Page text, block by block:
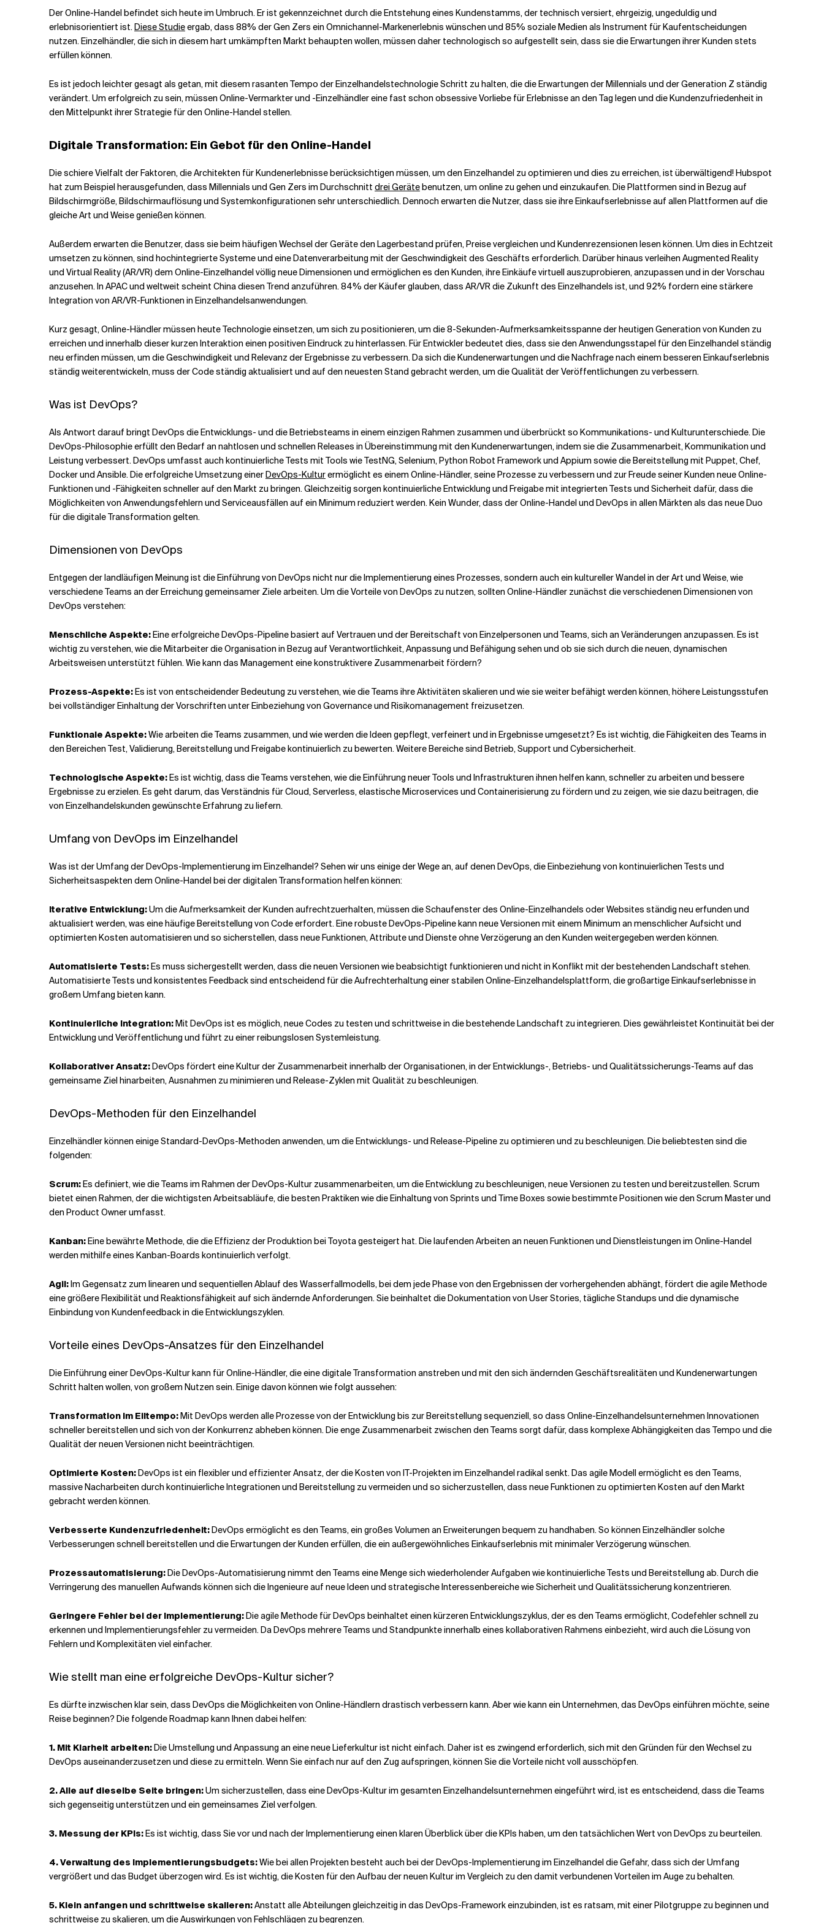
Verwandte Themen
Der Online-Handel befindet sich heute im Umbruch. Er ist gekennzeichnet durch die Entstehung eines Kundenstamms, der technisch versiert, ehrgeizig, ungeduldig und
erlebnisorientiert ist.Diese Studieergab, dass 88% der Gen Zers ein Omnichannel-Markenerlebnis wünschen und 85% soziale Medien als Instrument für Kaufentscheidungen
nutzen. Einzelhändler, die sich in diesem hart umkämpften Markt behaupten wollen, müssen daher technologisch so aufgestellt sein, dass sie die Erwartungen ihrer Kunden stets
erfüllen können.
Es ist jedoch leichter gesagt als getan, mit diesem rasanten Tempo der Einzelhandelstechnologie Schritt zu halten, die die Erwartungen der Millennials und der Generation Z ständig
verändert. Um erfolgreich zu sein, müssen Online-Vermarkter und -Einzelhändler eine fast schon obsessive Vorliebe für Erlebnisse an den Tag legen und die Kundenzufriedenheit in
den Mittelpunkt ihrer Strategie für den Online-Handel stellen.
Digitale Transformation: Ein Gebot für den Online-Handel
Die schiere Vielfalt der Faktoren, die Architekten für Kundenerlebnisse berücksichtigen müssen, um den Einzelhandel zu optimieren und dies zu erreichen, ist überwältigend! Hubspot
hat zum Beispiel herausgefunden, dass Millennials und Gen Zers im Durchschnitt drei Gerätebenutzen, um online zu gehen und einzukaufen. Die Plattformen sind in Bezug auf
Bildschirmgröße, Bildschirmauflösung und Systemkonfigurationen sehr unterschiedlich. Dennoch erwarten die Nutzer, dass sie ihre Einkaufserlebnisse auf allen Plattformen auf die
gleiche Art und Weise genießen können.
Außerdem erwarten die Benutzer, dass sie beim häufigen Wechsel der Geräte den Lagerbestand prüfen, Preise vergleichen und Kundenrezensionen lesen können. Um dies in Echtzeit
umsetzen zu können, sind hochintegrierte Systeme und eine Datenverarbeitung mit der Geschwindigkeit des Geschäfts erforderlich. Darüber hinaus verleihen Augmented Reality
und Virtual Reality (AR/VR) dem Online-Einzelhandel völlig neue Dimensionen und ermöglichen es den Kunden, ihre Einkäufe virtuell auszuprobieren, anzupassen und in der Vorschau
anzusehen. In APAC und weltweit scheint China diesen Trend anzuführen. 84% der Käufer glauben, dass AR/VR die Zukunft des Einzelhandels ist, und 92% fordern eine stärkere
Integration von AR/VR-Funktionen in Einzelhandelsanwendungen.
Kurz gesagt, Online-Händler müssen heute Technologie einsetzen, um sich zu positionieren, um die 8-Sekunden-Aufmerksamkeitsspanne der heutigen Generation von Kunden zu
erreichen und innerhalb dieser kurzen Interaktion einen positiven Eindruck zu hinterlassen. Für Entwickler bedeutet dies, dass sie den Anwendungsstapel für den Einzelhandel ständig
neu erfinden müssen, um die Geschwindigkeit und Relevanz der Ergebnisse zu verbessern. Da sich die Kundenerwartungen und die Nachfrage nach einem besseren Einkaufserlebnis
ständig weiterentwickeln, muss der Code ständig aktualisiert und auf den neuesten Stand gebracht werden, um die Qualität der Veröffentlichungen zu verbessern.
Was ist DevOps?
Als Antwort darauf bringt DevOps die Entwicklungs- und die Betriebsteams in einem einzigen Rahmen zusammen und überbrückt so Kommunikations- und Kulturunterschiede. Die
DevOps-Philosophie erfüllt den Bedarf an nahtlosen und schnellen Releases in Übereinstimmung mit den Kundenerwartungen, indem sie die Zusammenarbeit, Kommunikation und
Leistung verbessert. DevOps umfasst auch kontinuierliche Tests mit Tools wie TestNG, Selenium, Python Robot Framework und Appium sowie die Bereitstellung mit Puppet, Chef,
Docker und Ansible. Die erfolgreiche Umsetzung einerDevOps-Kulturermöglicht es einem Online-Händler, seine Prozesse zu verbessern und zur Freude seiner Kunden neue Online-
Funktionen und -Fähigkeiten schneller auf den Markt zu bringen. Gleichzeitig sorgen kontinuierliche Entwicklung und Freigabe mit integrierten Tests und Sicherheit dafür, dass die
Möglichkeiten von Anwendungsfehlern und Serviceausfällen auf ein Minimum reduziert werden. Kein Wunder, dass der Online-Handel und DevOps in allen Märkten als das neue Duo
für die digitale Transformation gelten.
Dimensionen von DevOps
Entgegen der landläufigen Meinung ist die Einführung von DevOps nicht nur die Implementierung eines Prozesses, sondern auch ein kultureller Wandel in der Art und Weise, wie
verschiedene Teams an der Erreichung gemeinsamer Ziele arbeiten. Um die Vorteile von DevOps zu nutzen, sollten Online-Händler zunächst die verschiedenen Dimensionen von
DevOps verstehen:
Menschliche Aspekte:Eine erfolgreiche DevOps-Pipeline basiert auf Vertrauen und der Bereitschaft von Einzelpersonen und Teams, sich an Veränderungen anzupassen. Es ist
wichtig zu verstehen, wie die Mitarbeiter die Organisation in Bezug auf Verantwortlichkeit, Anpassung und Befähigung sehen und ob sie sich durch die neuen, dynamischen
Arbeitsweisen unterstützt fühlen. Wie kann das Management eine konstruktivere Zusammenarbeit fördern?
Prozess-Aspekte:Es ist von entscheidender Bedeutung zu verstehen, wie die Teams ihre Aktivitäten skalieren und wie sie weiter befähigt werden können, höhere Leistungsstufen
bei vollständiger Einhaltung der Vorschriften unter Einbeziehung von Governance und Risikomanagement freizusetzen.
Funktionale Aspekte:Wie arbeiten die Teams zusammen, und wie werden die Ideen gepflegt, verfeinert und in Ergebnisse umgesetzt? Es ist wichtig, die Fähigkeiten des Teams in
den Bereichen Test, Validierung, Bereitstellung und Freigabe kontinuierlich zu bewerten. Weitere Bereiche sind Betrieb, Support und Cybersicherheit.
Technologische Aspekte:Es ist wichtig, dass die Teams verstehen, wie die Einführung neuer Tools und Infrastrukturen ihnen helfen kann, schneller zu arbeiten und bessere
Ergebnisse zu erzielen. Es geht darum, das Verständnis für Cloud, Serverless, elastische Microservices und Containerisierung zu fördern und zu zeigen, wie sie dazu beitragen, die
von Einzelhandelskunden gewünschte Erfahrung zu liefern.
Umfang von DevOps im Einzelhandel
Was ist der Umfang der DevOps-Implementierung im Einzelhandel? Sehen wir uns einige der Wege an, auf denen DevOps, die Einbeziehung von kontinuierlichen Tests und
Sicherheitsaspekten dem Online-Handel bei der digitalen Transformation helfen können:
Iterative Entwicklung:Um die Aufmerksamkeit der Kunden aufrechtzuerhalten, müssen die Schaufenster des Online-Einzelhandels oder Websites ständig neu erfunden und
aktualisiert werden, was eine häufige Bereitstellung von Code erfordert. Eine robuste DevOps-Pipeline kann neue Versionen mit einem Minimum an menschlicher Aufsicht und
optimierten Kosten automatisieren und so sicherstellen, dass neue Funktionen, Attribute und Dienste ohne Verzögerung an den Kunden weitergegeben werden können.
Automatisierte Tests:Es muss sichergestellt werden, dass die neuen Versionen wie beabsichtigt funktionieren und nicht in Konflikt mit der bestehenden Landschaft stehen.
Automatisierte Tests und konsistentes Feedback sind entscheidend für die Aufrechterhaltung einer stabilen Online-Einzelhandelsplattform, die großartige Einkaufserlebnisse in
großem Umfang bieten kann.
Kontinuierliche Integration:Mit DevOps ist es möglich, neue Codes zu testen und schrittweise in die bestehende Landschaft zu integrieren. Dies gewährleistet Kontinuität bei der
Entwicklung und Veröffentlichung und führt zu einer reibungslosen Systemleistung.
Kollaborativer Ansatz:DevOps fördert eine Kultur der Zusammenarbeit innerhalb der Organisationen, in der Entwicklungs-, Betriebs- und Qualitätssicherungs-Teams auf das
gemeinsame Ziel hinarbeiten, Ausnahmen zu minimieren und Release-Zyklen mit Qualität zu beschleunigen.
DevOps-Methoden für den Einzelhandel
Einzelhändler können einige Standard-DevOps-Methoden anwenden, um die Entwicklungs- und Release-Pipeline zu optimieren und zu beschleunigen. Die beliebtesten sind die
folgenden:
Scrum:Es definiert, wie die Teams im Rahmen der DevOps-Kultur zusammenarbeiten, um die Entwicklung zu beschleunigen, neue Versionen zu testen und bereitzustellen. Scrum
bietet einen Rahmen, der die wichtigsten Arbeitsabläufe, die besten Praktiken wie die Einhaltung von Sprints und Time Boxes sowie bestimmte Positionen wie den Scrum Master und
den Product Owner umfasst.
Kanban:Eine bewährte Methode, die die Effizienz der Produktion bei Toyota gesteigert hat. Die laufenden Arbeiten an neuen Funktionen und Dienstleistungen im Online-Handel
werden mithilfe eines Kanban-Boards kontinuierlich verfolgt.
Agil:Im Gegensatz zum linearen und sequentiellen Ablauf des Wasserfallmodells, bei dem jede Phase von den Ergebnissen der vorhergehenden abhängt, fördert die agile Methode
eine größere Flexibilität und Reaktionsfähigkeit auf sich ändernde Anforderungen. Sie beinhaltet die Dokumentation von User Stories, tägliche Standups und die dynamische
Einbindung von Kundenfeedback in die Entwicklungszyklen.
Vorteile eines DevOps-Ansatzes für den Einzelhandel
Die Einführung einer DevOps-Kultur kann für Online-Händler, die eine digitale Transformation anstreben und mit den sich ändernden Geschäftsrealitäten und Kundenerwartungen
Schritt halten wollen, von großem Nutzen sein. Einige davon können wie folgt aussehen:
Transformation im Eiltempo:Mit DevOps werden alle Prozesse von der Entwicklung bis zur Bereitstellung sequenziell, so dass Online-Einzelhandelsunternehmen Innovationen
schneller bereitstellen und sich von der Konkurrenz abheben können. Die enge Zusammenarbeit zwischen den Teams sorgt dafür, dass komplexe Abhängigkeiten das Tempo und die
Qualität der neuen Versionen nicht beeinträchtigen.
Optimierte Kosten:DevOps ist ein flexibler und effizienter Ansatz, der die Kosten von IT-Projekten im Einzelhandel radikal senkt. Das agile Modell ermöglicht es den Teams,
massive Nacharbeiten durch kontinuierliche Integrationen und Bereitstellung zu vermeiden und so sicherzustellen, dass neue Funktionen zu optimierten Kosten auf den Markt
gebracht werden können.
Verbesserte Kundenzufriedenheit:DevOps ermöglicht es den Teams, ein großes Volumen an Erweiterungen bequem zu handhaben. So können Einzelhändler solche
Verbesserungen schnell bereitstellen und die Erwartungen der Kunden erfüllen, die ein außergewöhnliches Einkaufserlebnis mit minimaler Verzögerung wünschen.
Prozessautomatisierung:Die DevOps-Automatisierung nimmt den Teams eine Menge sich wiederholender Aufgaben wie kontinuierliche Tests und Bereitstellung ab. Durch die
Verringerung des manuellen Aufwands können sich die Ingenieure auf neue Ideen und strategische Interessenbereiche wie Sicherheit und Qualitätssicherung konzentrieren.
Geringere Fehler bei der Implementierung:Die agile Methode für DevOps beinhaltet einen kürzeren Entwicklungszyklus, der es den Teams ermöglicht, Codefehler schnell zu
erkennen und Implementierungsfehler zu vermeiden. Da DevOps mehrere Teams und Standpunkte innerhalb eines kollaborativen Rahmens einbezieht, wird auch die Lösung von
Fehlern und Komplexitäten viel einfacher.
Wie stellt man eine erfolgreiche DevOps-Kultur sicher?
Es dürfte inzwischen klar sein, dass DevOps die Möglichkeiten von Online-Händlern drastisch verbessern kann. Aber wie kann ein Unternehmen, das DevOps einführen möchte, seine
Reise beginnen? Die folgende Roadmap kann Ihnen dabei helfen:
1. Mit Klarheit arbeiten:Die Umstellung und Anpassung an eine neue Lieferkultur ist nicht einfach. Daher ist es zwingend erforderlich, sich mit den Gründen für den Wechsel zu
DevOps auseinanderzusetzen und diese zu ermitteln. Wenn Sie einfach nur auf den Zug aufspringen, können Sie die Vorteile nicht voll ausschöpfen.
2. Alle auf dieselbe Seite bringen:Um sicherzustellen, dass eine DevOps-Kultur im gesamten Einzelhandelsunternehmen eingeführt wird, ist es entscheidend, dass die Teams
sich gegenseitig unterstützen und ein gemeinsames Ziel verfolgen.
3. Messung der KPIs:Es ist wichtig, dass Sie vor und nach der Implementierung einen klaren Überblick über die KPIs haben, um den tatsächlichen Wert von DevOps zu beurteilen.
4. Verwaltung des Implementierungsbudgets:Wie bei allen Projekten besteht auch bei der DevOps-Implementierung im Einzelhandel die Gefahr, dass sich der Umfang
vergrößert und das Budget überzogen wird. Es ist wichtig, die Kosten für den Aufbau der neuen Kultur im Vergleich zu den damit verbundenen Vorteilen im Auge zu behalten.
5. Klein anfangen und schrittweise skalieren:Anstatt alle Abteilungen gleichzeitig in das DevOps-Framework einzubinden, ist es ratsam, mit einer Pilotgruppe zu beginnen und
schrittweise zu skalieren, um die Auswirkungen von Fehlschlägen zu begrenzen.